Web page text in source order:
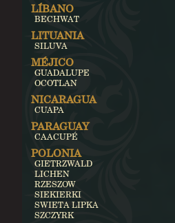
LÍBANO
BECHWAT
LITUANIA
SILUVA
MÉJICO
GUADALUPE
OCOTLAN
NICARAGUA
CUAPA
PARAGUAY
CAACUPÉ
POLONIA
GIETRZWALD
LICHEN
RZESZOW
SIEKIERKI
SWIETA LIPKA
SZCZYRK